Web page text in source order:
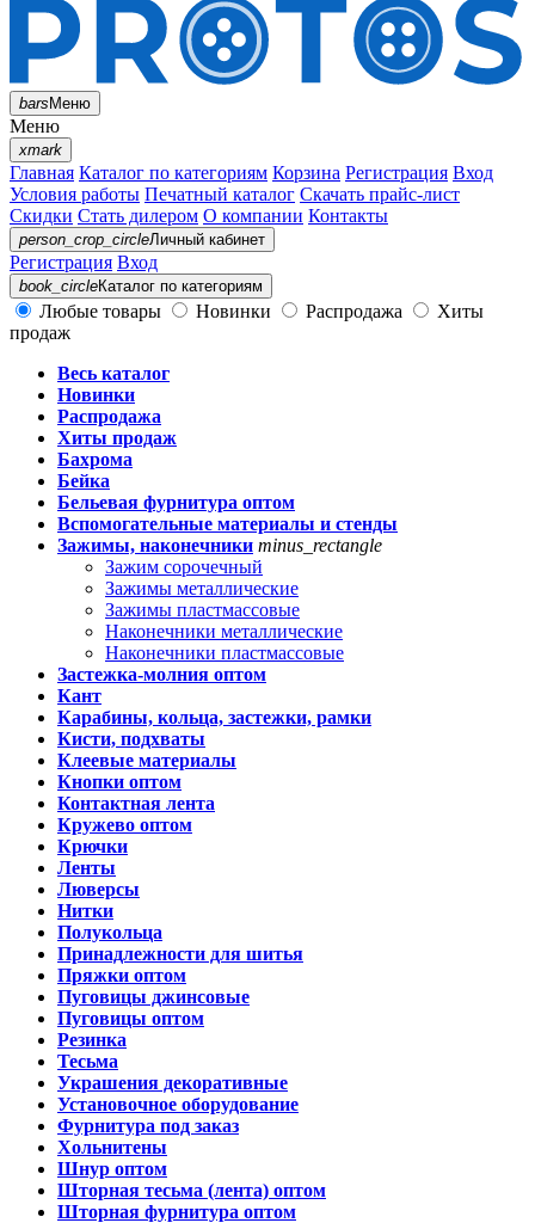
barsМеню
Меню
xmark
Главная Каталог по категориям Корзина Регистрация Вход
Условия работы Печатный каталог Скачать прайс-лист
Скидки Стать дилером О компании Контакты
person_crop_circleЛичный кабинет
Регистрация Вход
book_circleКаталог по категориям
Любые товары Новинки Распродажа
Хиты
продаж
Весь каталог
Новинки
Распродажа
Хиты продаж
Бахрома
Бейка
Бельевая фурнитура оптом
Вспомогательные материалы и стенды
Зажимы, наконечники minus_rectangle
Зажим сорочечный
Зажимы металлические
Зажимы пластмассовые
Наконечники металлические
Наконечники пластмассовые
Застежка-молния оптом
Кант
Карабины, кольца, застежки, рамки
Кисти, подхваты
Клеевые материалы
Кнопки оптом
Контактная лента
Кружево оптом
Крючки
Ленты
Люверсы
Нитки
Полукольца
Принадлежности для шитья
Пряжки оптом
Пуговицы джинсовые
Пуговицы оптом
Резинка
Тесьма
Украшения декоративные
Установочное оборудование
Фурнитура под заказ
Хольнитены
Шнур оптом
Шторная тесьма (лента) оптом
Шторная фурнитура оптом